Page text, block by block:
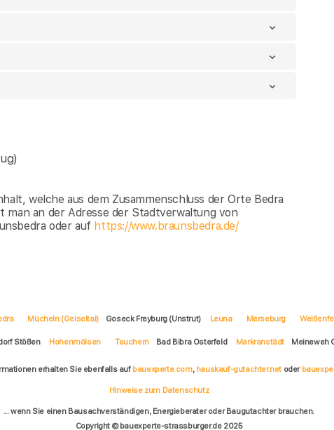
welche aus dem Zusammenschluss der Orte Bedra
an der Adresse der Stadtverwaltung von
oder auf https://www.braunsbedra.de/
Mücheln (Geiseltal) Goseck Freyburg (Unstrut) Leuna Merseburg
Stößen Hohenmölsen Teuchern Bad Bibra Osterfeld Markranstädt Meineweh
erhalten Sie ebenfalls auf bauexperte.com, hauskauf-gutachter.net oder
Hinweise zum Datenschutz
... wenn Sie einen Bausachverständigen, Energieberater oder Baugutachter brauchen.
Copyright © bauexperte-strassburger.de 2025